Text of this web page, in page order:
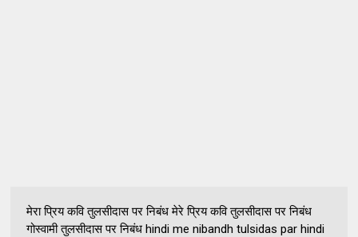
मेरा प्रिय कवि तुलसीदास पर निबंध मेरे प्रिय कवि तुलसीदास पर निबंध
गोस्वामी तुलसीदास पर निबंध hindi me nibandh tulsidas par hindi